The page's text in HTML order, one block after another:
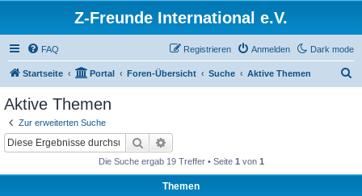
Z-Freunde International e.V.
Dark mode
FAQ Anmelden
Registrieren
Startseite Portal Foren-Übersicht Suche Aktive Themen
Aktive Themen
Zur erweiterten Suche
Suche
Die Suche ergab 19 Treffer • Seite 1 von 1
Themen